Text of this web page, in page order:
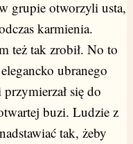
grupie otworzyli usta,
karmienia.
też tak zrobił. No to
ubranego
się do
buzi. Ludzie z
tak, żeby